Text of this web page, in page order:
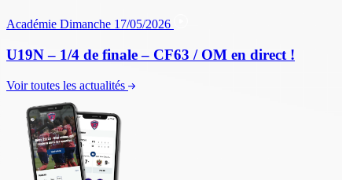
Académie Dimanche 17/05/2026
U19N – 1/4 de finale – CF63 / OM en direct !
Voir toutes les actualités